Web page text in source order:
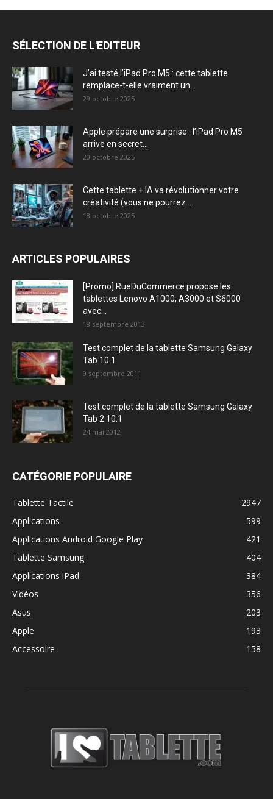
SÉLECTION DE L'EDITEUR
J’ai testé l’iPad Pro M5 : cette tablette
remplace-t-elle vraiment un...
29 octobre 2025
Apple prépare une surprise : l’iPad Pro M5
arrive en secret...
20 octobre 2025
Cette tablette + IA va révolutionner votre
créativité (vous ne pourrez...
18 octobre 2025
ARTICLES POPULAIRES
[Promo] RueDuCommerce propose les
tablettes Lenovo A1000, A3000 et S6000
avec...
18 septembre 2013
Test complet de la tablette Samsung Galaxy
Tab 10.1
9 septembre 2011
Test complet de la tablette Samsung Galaxy
Tab 2 10.1
24 mai 2012
CATÉGORIE POPULAIRE
Tablette Tactile
2947
Applications
599
Applications Android Google Play
421
Tablette Samsung
404
Applications iPad
384
Vidéos
356
Asus
203
Apple
193
Accessoire
158